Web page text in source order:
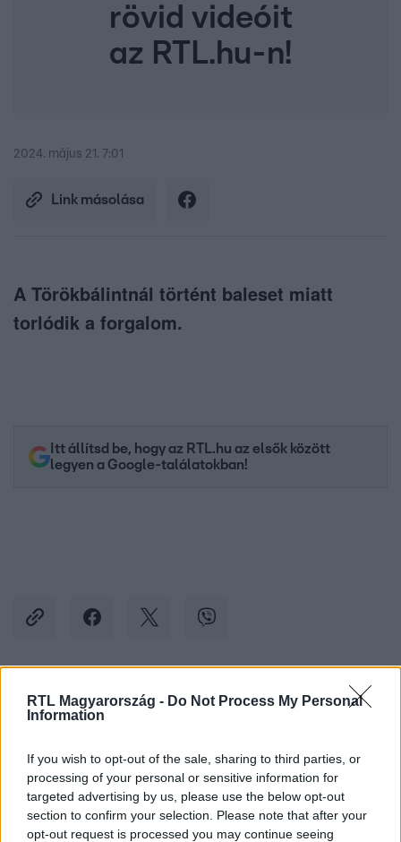
RTL Magyarország - Do Not Process My Personal
Information
If you wish to opt-out of the sale, sharing to third parties, or
processing of your personal or sensitive information for
targeted advertising by us, please use the below opt-out
section to confirm your selection. Please note that after your
opt-out request is processed you may continue seeing
rövid videóit
az RTL.hu-n!
2024. május 21. 7:01
Link másolása
A Törökbálintnál történt baleset miatt
torlódik a forgalom.
Itt állítsd be, hogy az RTL.hu az elsők között
legyen a Google-találatokban!
Kövess minket, és értesülj a friss hírekről a
Facebookon is!
Követem